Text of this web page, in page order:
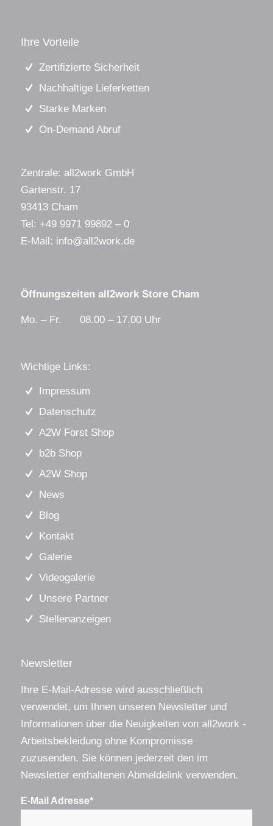
Ihre Vorteile
Zertifizierte Sicherheit
Nachhaltige Lieferketten
Starke Marken
On-Demand Abruf
Zentrale: all2work GmbH
Gartenstr. 17
93413 Cham
Tel: +49 9971 99892 – 0
E-Mail: info@all2work.de
Öffnungszeiten all2work Store Cham
Mo. – Fr. 08.00 – 17.00 Uhr
Wichtige Links:
Impressum
Datenschutz
A2W Forst Shop
b2b Shop
A2W Shop
News
Blog
Kontakt
Galerie
Videogalerie
Unsere Partner
Stellenanzeigen
Newsletter
Ihre E-Mail-Adresse wird ausschließlich
verwendet, um Ihnen unseren Newsletter und
Informationen über die Neuigkeiten von all2work -
Arbeitsbekleidung ohne Kompromisse
zuzusenden. Sie können jederzeit den im
Newsletter enthaltenen Abmeldelink verwenden.
E-Mail Adresse*